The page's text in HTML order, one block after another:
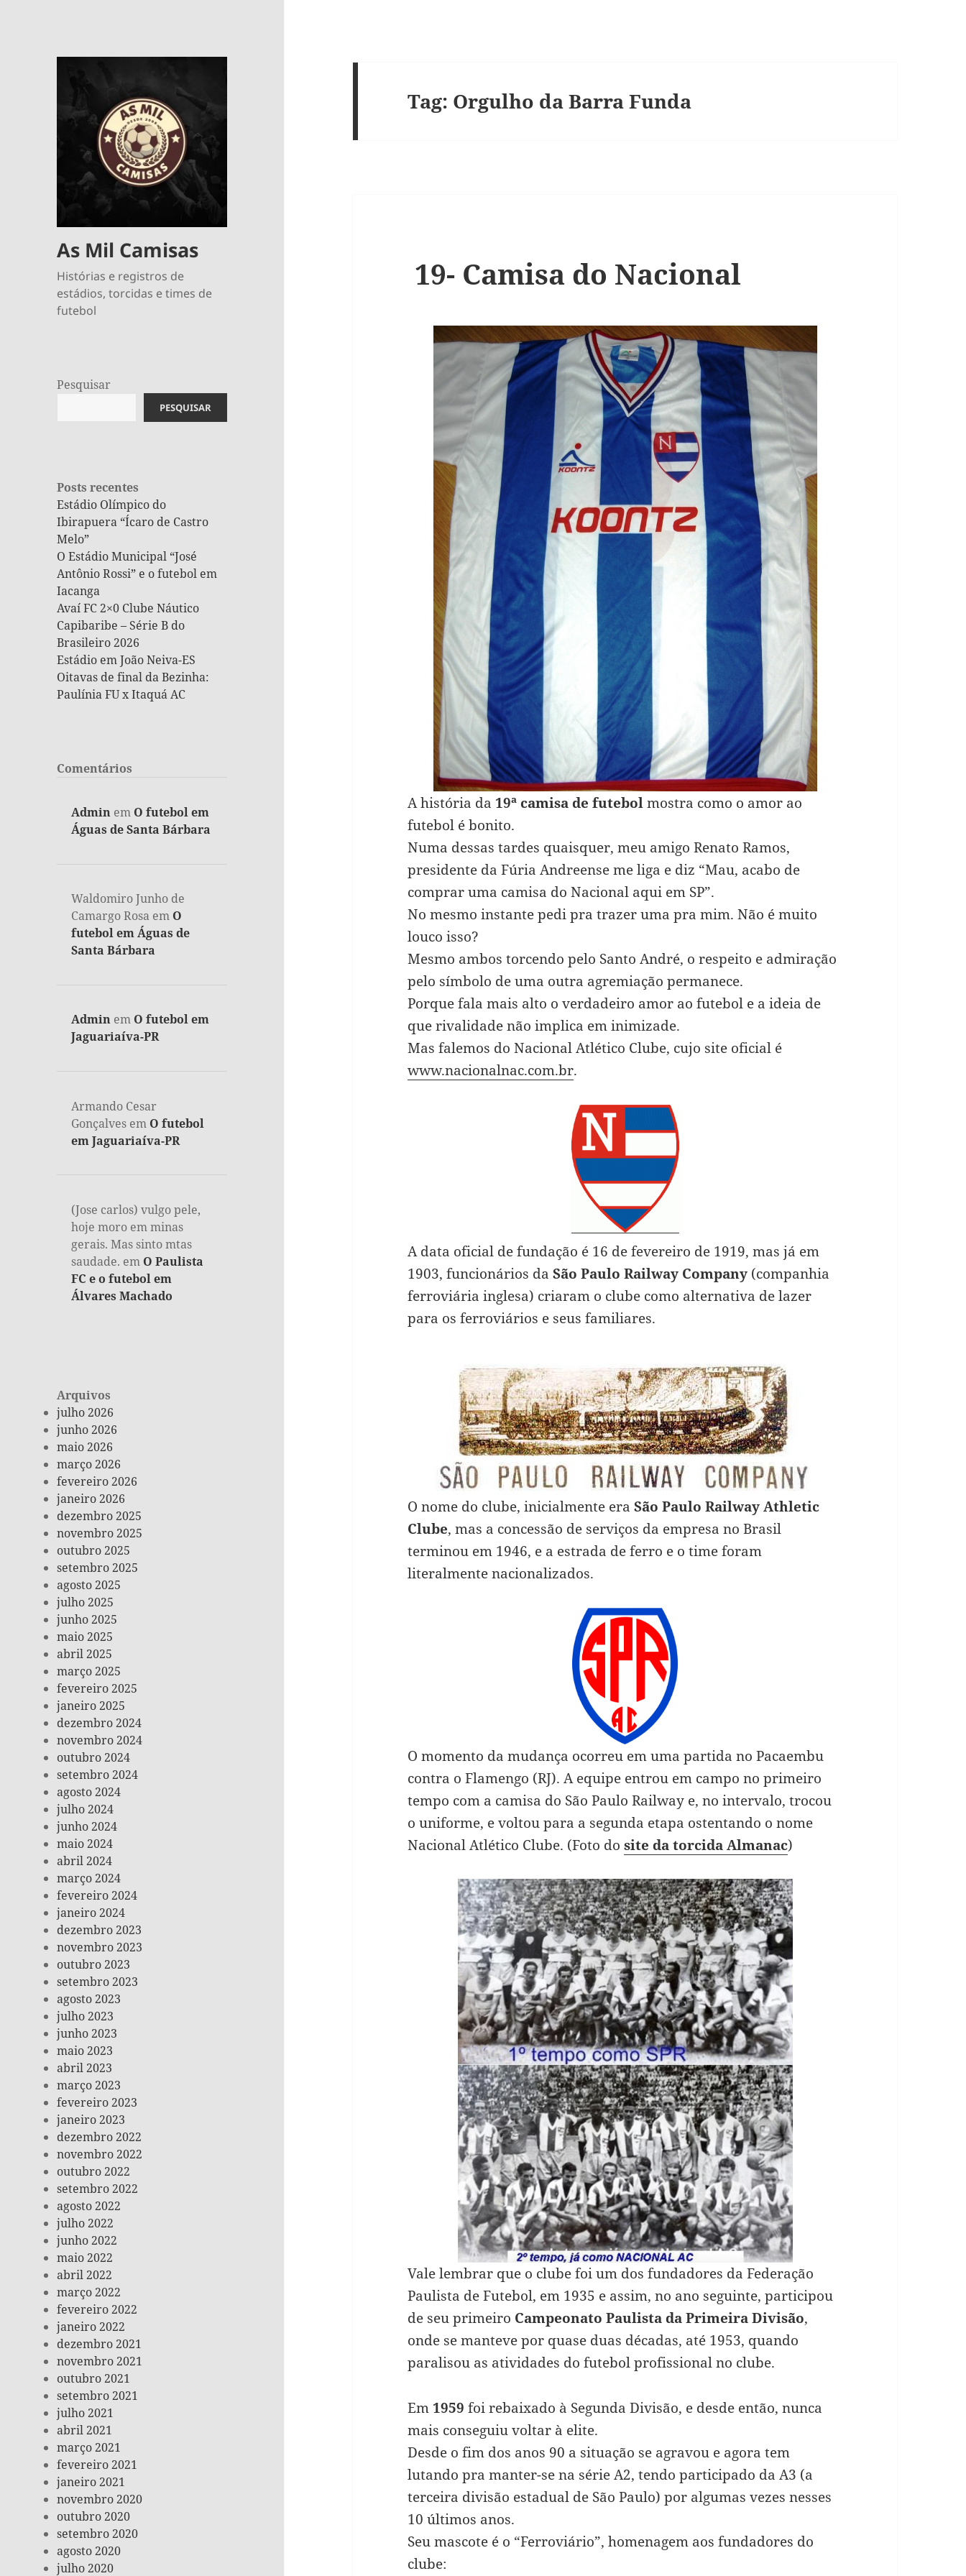
As Mil Camisas
Histórias e registros de
estádios, torcidas e times de
futebol
Pesquisar
PESQUISAR
Posts recentes
Estádio Olímpico do
Ibirapuera “Ícaro de Castro
Melo”
O Estádio Municipal “José
Antônio Rossi” e o futebol em
Iacanga
Avaí FC 2×0 Clube Náutico
Capibaribe – Série B do
Brasileiro 2026
Estádio em João Neiva-ES
Oitavas de final da Bezinha:
Paulínia FU x Itaquá AC
Comentários
Admin em O futebol em
Águas de Santa Bárbara
Waldomiro Junho de
Camargo Rosa em O
futebol em Águas de
Santa Bárbara
Admin em O futebol em
Jaguariaíva-PR
Armando Cesar
Gonçalves em O futebol
em Jaguariaíva-PR
(Jose carlos) vulgo pele,
hoje moro em minas
gerais. Mas sinto mtas
saudade. em O Paulista
FC e o futebol em
Álvares Machado
Arquivos
julho 2026
junho 2026
maio 2026
março 2026
fevereiro 2026
janeiro 2026
dezembro 2025
novembro 2025
outubro 2025
setembro 2025
agosto 2025
julho 2025
junho 2025
maio 2025
abril 2025
março 2025
fevereiro 2025
janeiro 2025
dezembro 2024
novembro 2024
outubro 2024
setembro 2024
agosto 2024
julho 2024
junho 2024
maio 2024
abril 2024
março 2024
fevereiro 2024
janeiro 2024
dezembro 2023
novembro 2023
outubro 2023
setembro 2023
agosto 2023
julho 2023
junho 2023
maio 2023
abril 2023
março 2023
fevereiro 2023
janeiro 2023
dezembro 2022
novembro 2022
outubro 2022
setembro 2022
agosto 2022
julho 2022
junho 2022
maio 2022
abril 2022
março 2022
fevereiro 2022
janeiro 2022
dezembro 2021
novembro 2021
outubro 2021
setembro 2021
julho 2021
abril 2021
março 2021
fevereiro 2021
janeiro 2021
novembro 2020
outubro 2020
setembro 2020
agosto 2020
julho 2020
Tag: Orgulho da Barra Funda
19- Camisa do Nacional
A história da 19ª camisa de futebolmostra como o amor ao
futebol é bonito.
Numa dessas tardes quaisquer, meu amigo Renato Ramos,
presidente da Fúria Andreense me liga e diz “Mau, acabo de
comprar uma camisa do Nacional aqui em SP”.
No mesmo instante pedi pra trazer uma pra mim. Não é muito
louco isso?
Mesmo ambos torcendo pelo Santo André, o respeito e admiração
pelo símbolo de uma outra agremiação permanece.
Porque fala mais alto o verdadeiro amor ao futebol e a ideia de
que rivalidade não implica em inimizade.
Mas falemos do Nacional Atlético Clube, cujo site oficial é
www.nacionalnac.com.br.
A data oficial de fundação é 16 de fevereiro de 1919, mas já em
1903, funcionários da São Paulo Railway Company(companhia
ferroviária inglesa) criaram o clube como alternativa de lazer
para os ferroviários e seus familiares.
O nome do clube, inicialmente era São Paulo Railway Athletic
Clube, mas a concessão de serviços da empresa no Brasil
terminou em 1946, e a estrada de ferro e o time foram
literalmente nacionalizados.
O momento da mudança ocorreu em uma partida no Pacaembu
contra o Flamengo (RJ). A equipe entrou em campo no primeiro
tempo com a camisa do São Paulo Railway e, no intervalo, trocou
o uniforme, e voltou para a segunda etapa ostentando o nome
Nacional Atlético Clube. (Foto do site da torcida Almanac)
Vale lembrar que o clube foi um dos fundadores da Federação
Paulista de Futebol, em 1935 e assim, no ano seguinte, participou
de seu primeiro Campeonato Paulista da Primeira Divisão,
onde se manteve por quase duas décadas, até 1953, quando
paralisou as atividades do futebol profissional no clube.
Em 1959 foi rebaixado à Segunda Divisão, e desde então, nunca
mais conseguiu voltar à elite.
Desde o fim dos anos 90 a situação se agravou e agora tem
lutando pra manter-se na série A2, tendo participado da A3 (a
terceira divisão estadual de São Paulo) por algumas vezes nesses
10 últimos anos.
Seu mascote é o “Ferroviário”, homenagem aos fundadores do
clube: